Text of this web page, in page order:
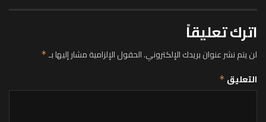
اترك تعليقاً
لن يتم نشر عنوان بريدك الإلكتروني.الحقول الإلزامية مشار إليها بـ*
التعليق *